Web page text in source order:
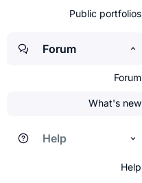
Public portfolios
Forum
Forum
What's new
Help
Help